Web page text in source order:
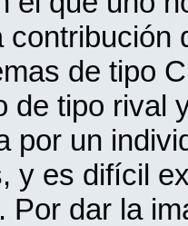
contribución
de tipo
de tipo rival
por un
y es difícil
Por dar la